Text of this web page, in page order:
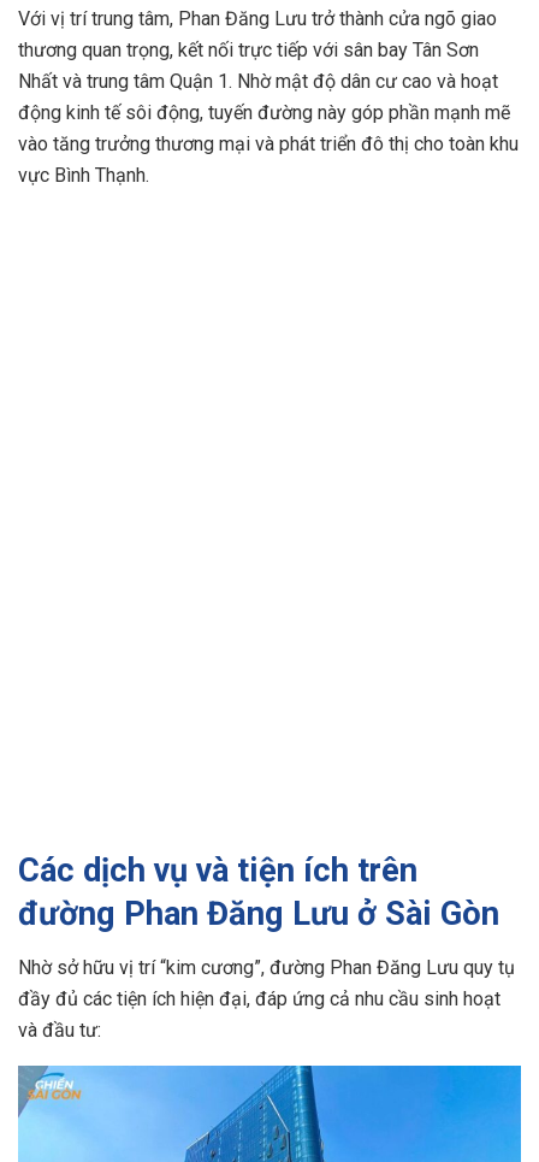
Với vị trí trung tâm, Phan Đăng Lưu trở thành cửa ngõ giao
thương quan trọng, kết nối trực tiếp với sân bay Tân Sơn
Nhất và trung tâm Quận 1. Nhờ mật độ dân cư cao và hoạt
động kinh tế sôi động, tuyến đường này góp phần mạnh mẽ
vào tăng trưởng thương mại và phát triển đô thị cho toàn khu
vực Bình Thạnh.
Các dịch vụ và tiện ích trên
đường Phan Đăng Lưu ở Sài Gòn
Nhờ sở hữu vị trí “kim cương”, đường Phan Đăng Lưu quy tụ
đầy đủ các tiện ích hiện đại, đáp ứng cả nhu cầu sinh hoạt
và đầu tư: